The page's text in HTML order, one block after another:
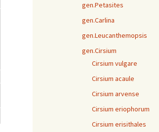
gen.Petasites
gen.Carlina
gen.Leucanthemopsis
gen.Cirsium
Cirsium vulgare
Cirsium acaule
Cirsium arvense
Cirsium eriophorum
Cirsium erisithales